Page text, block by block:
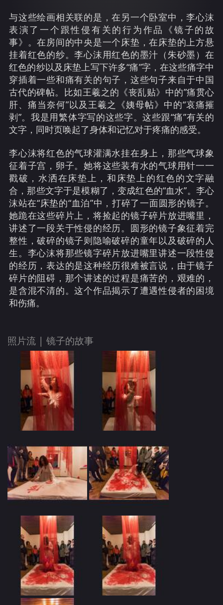
与这些绘画相关联的是，在另一个卧室中，李心沫
表演了一个跟性侵有关的行为作品《镜子的故
事》。在房间的中央是一个床垫，在床垫的上方悬
挂着红色的纱。李心沫用红色的墨汁（朱砂墨）在
红色的纱以及床垫上写下许多“痛”字，在这些痛字中
穿插着一些和痛有关的句子，这些句子来自于中国
古代的碑帖。比如王羲之的《丧乱贴》中的”痛贯心
肝、痛当奈何”以及王羲之《姨母帖》中的“哀痛摧
剥”。我是用繁体字写的这些字。这些跟“痛”有关的
文字，同时页唤起了身体和记忆对于疼痛的感受。
李心沫将红色的气球灌满水挂在身上，那些气球象
征着子宫，卵子。她将这些装有水的气球用针一一
戳破，水洒在床垫上，和床垫上的红色的文字融
合，那些文字于是模糊了，变成红色的“血水”。李心
沫站在“床垫的“血泊”中，打碎了一面圆形的镜子。
她跪在这些碎片上，将捡起的镜子碎片放进嘴里，
讲述了一段关于性侵的经历。圆形的镜子象征着完
整性，破碎的镜子则隐喻破碎的童年以及破碎的人
生。李心沫将那些镜字碎片放进嘴里讲述一段性侵
的经历，表达的是这种经历很难被言说，由于镜子
碎片的阻碍，那个讲述的过程是痛苦的，艰难的，
是含混不清的。这个作品揭示了遭遇性侵者的困境
和伤痛。
照片流 | 镜子的故事